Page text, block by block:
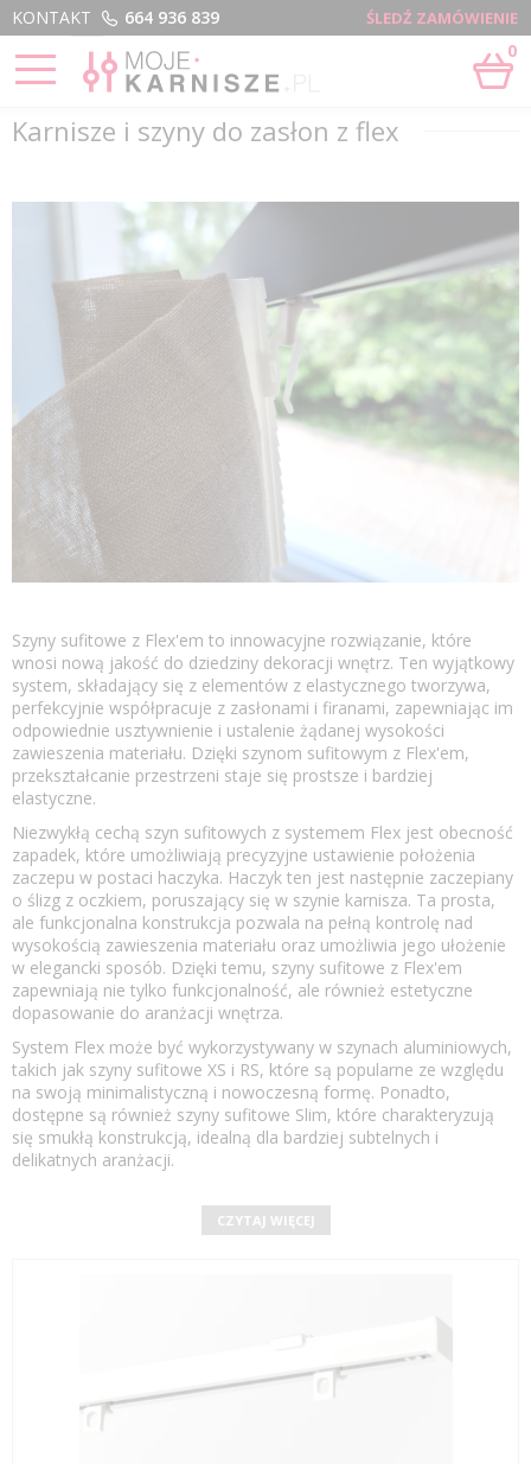
Menu
KONTAKT ŚLEDŹ ZAMÓWIENIE
664 936 839
0
STRONA GŁÓWNA › KARNISZE I SZYNY DO ZASŁON Z FLEX
Karnisze i szyny do zasłon z flex
Szyny sufitowe z Flex'em to innowacyjne rozwiązanie, które
wnosi nową jakość do dziedziny dekoracji wnętrz. Ten wyjątkowy
system, składający się z elementów z elastycznego tworzywa,
perfekcyjnie współpracuje z zasłonami i firanami, zapewniając im
odpowiednie usztywnienie i ustalenie żądanej wysokości
zawieszenia materiału. Dzięki szynom sufitowym z Flex'em,
przekształcanie przestrzeni staje się prostsze i bardziej
elastyczne.
Niezwykłą cechą szyn sufitowych z systemem Flex jest obecność
zapadek, które umożliwiają precyzyjne ustawienie położenia
zaczepu w postaci haczyka. Haczyk ten jest następnie zaczepiany
o ślizg z oczkiem, poruszający się w szynie karnisza. Ta prosta,
ale funkcjonalna konstrukcja pozwala na pełną kontrolę nad
wysokością zawieszenia materiału oraz umożliwia jego ułożenie
w elegancki sposób. Dzięki temu, szyny sufitowe z Flex'em
zapewniają nie tylko funkcjonalność, ale również estetyczne
dopasowanie do aranżacji wnętrza.
System Flex może być wykorzystywany w szynach aluminiowych,
takich jak szyny sufitowe XS i RS, które są popularne ze względu
na swoją minimalistyczną i nowoczesną formę. Ponadto,
dostępne są również szyny sufitowe Slim, które charakteryzują
się smukłą konstrukcją, idealną dla bardziej subtelnych i
delikatnych aranżacji.
CZYTAJ WIĘCEJ